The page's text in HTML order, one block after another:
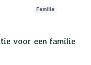
Familie
voor een familie